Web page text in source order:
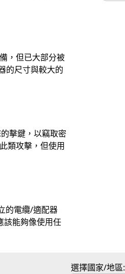
，但已大部分被
的尺寸與較大的
擊鍵，以竊取密
類攻擊，但使用
的電纜/適配器
能夠像使用任
選擇國家/地區: